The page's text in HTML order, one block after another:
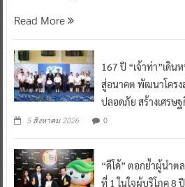
Read More
167 ปี “เจ้าท่า”เดิ
สู่อนาคต พัฒนาโครง
ปลอดภัย สร้างเศรษ
5 สิงหาคม 2026 0
“ดีโด้” ตอกย้ำผู้นำต
ที่ 1 ในใจผู้บริโภค 8